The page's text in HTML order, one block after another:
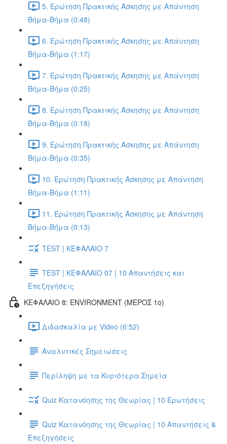
5. Ερώτηση Πρακτικής Άσκησης με Απάντηση
Βήμα-Βήμα (0:48)
6. Ερώτηση Πρακτικής Άσκησης με Απάντηση
Βήμα-Βήμα (1:17)
7. Ερώτηση Πρακτικής Άσκησης με Απάντηση
Βήμα-Βήμα (0:25)
8. Ερώτηση Πρακτικής Άσκησης με Απάντηση
Βήμα-Βήμα (0:18)
9. Ερώτηση Πρακτικής Άσκησης με Απάντηση
Βήμα-Βήμα (0:35)
10. Ερώτηση Πρακτικής Άσκησης με Απάντηση
Βήμα-Βήμα (1:11)
11. Ερώτηση Πρακτικής Άσκησης με Απάντηση
Βήμα-Βήμα (0:13)
TEST | ΚΕΦΑΛΑΙΟ 7
TEST | ΚΕΦΑΛΑΙΟ 07 | 10 Απαντήσεις και
Επεξηγήσεις
ΚΕΦΑΛΑΙΟ 8: ENVIRONMENT (ΜΕΡΟΣ 1o)
Διδασκαλία με Video (6:52)
Αναλυτικές Σημειώσεις
Περίληψη με τα Κυριότερα Σημεία
Quiz Κατανόησης της Θεωρίας | 10 Ερωτήσεις
Quiz Κατανόησης της Θεωρίας | 10 Απαντήσεις &
Επεξηγήσεις